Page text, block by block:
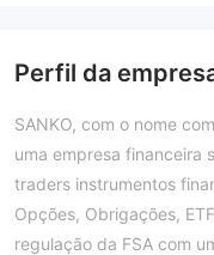
Perfil da
SANKO, com o nome
uma empresa financeira
traders instrumentos
Opções, Obrigações,
regulação da FSA com